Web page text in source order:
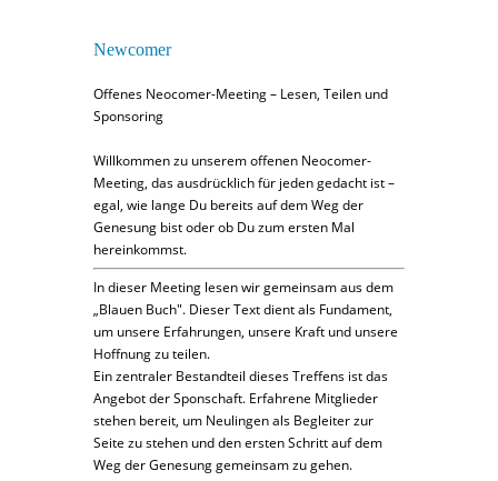
Newcomer
Offenes Neocomer-Meeting – Lesen, Teilen und
Sponsoring
Willkommen zu unserem offenen Neocomer-
Meeting, das ausdrücklich für jeden gedacht ist –
egal, wie lange Du bereits auf dem Weg der
Genesung bist oder ob Du zum ersten Mal
hereinkommst.
In dieser Meeting lesen wir gemeinsam aus dem
„Blauen Buch". Dieser Text dient als Fundament,
um unsere Erfahrungen, unsere Kraft und unsere
Hoffnung zu teilen.
Ein zentraler Bestandteil dieses Treffens ist das
Angebot der Sponschaft. Erfahrene Mitglieder
stehen bereit, um Neulingen als Begleiter zur
Seite zu stehen und den ersten Schritt auf dem
Weg der Genesung gemeinsam zu gehen.